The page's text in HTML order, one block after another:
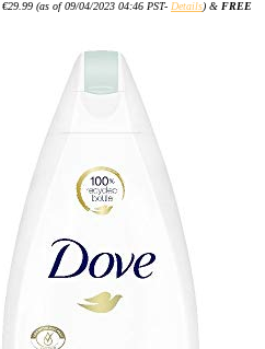
€29.99 (as of 09/04/2023 04:46 PST- Details) & FREE